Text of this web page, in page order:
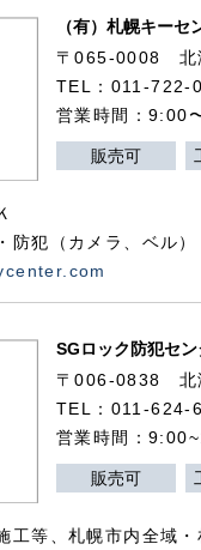
（有）札幌キーセ
〒065-0008 北
TEL：011-722-
営業時間：9:00
販売可
防犯（カメラ、ベル
SGロック防犯セン
〒006-0838 北
TEL：011-
営業時間：
販売可
工等、札幌市内全域